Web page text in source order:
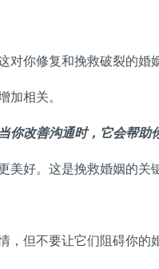
你修复和挽救破裂的婚
加相关。
改善沟通时，它会帮助
好。这是挽救婚姻的关
，但不要让它们阻碍你的